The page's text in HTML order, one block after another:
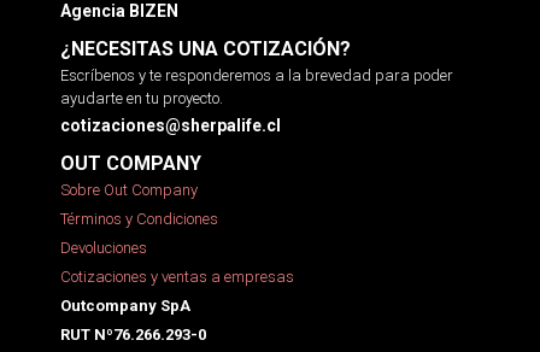
Agencia BIZEN
¿NECESITAS UNA COTIZACIÓN?
Escríbenos y te responderemos a la brevedad para poder
ayudarte en tu proyecto.
cotizaciones@sherpalife.cl
OUT COMPANY
Sobre Out Company
Términos y Condiciones
Devoluciones
Cotizaciones y ventas a empresas
Outcompany SpA
RUT Nº76.266.293-0